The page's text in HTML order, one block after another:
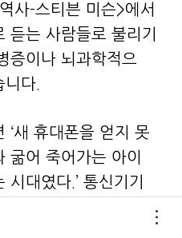
사-스티븐 미슨>에서
듣는 사람들로 불리기
증이나 뇌과학적으
다.
‘새 휴대폰을 얻지 못
굶어 죽어가는 아이
대였다.’ 통신기기
에서 일어나는 일을 아
이웃의 사정을 모릅니